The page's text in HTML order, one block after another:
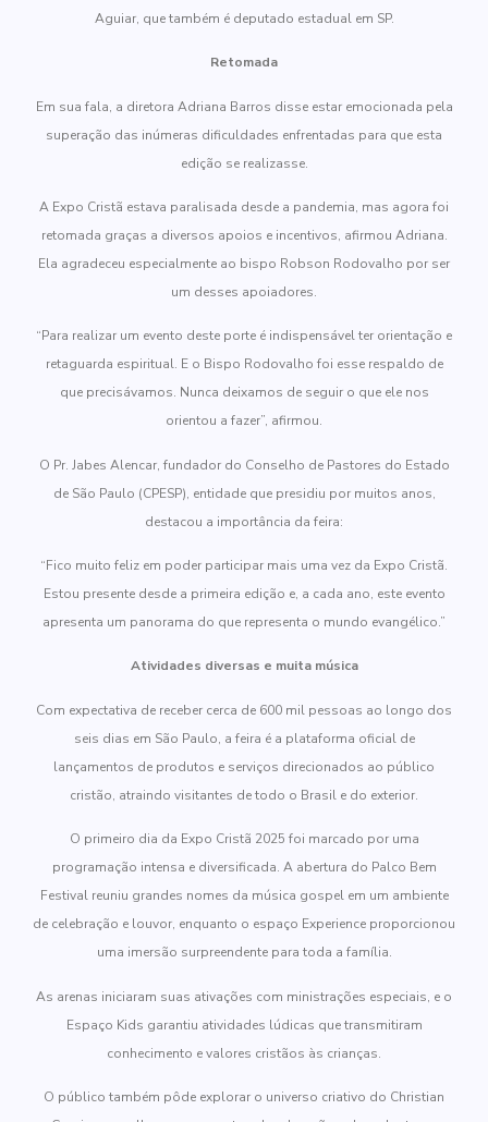
Aguiar, que também é deputado estadual em SP.
Retomada
Em sua fala, a diretora Adriana Barros disse estar emocionada pela
superação das inúmeras dificuldades enfrentadas para que esta
edição se realizasse.
A Expo Cristã estava paralisada desde a pandemia, mas agora foi
retomada graças a diversos apoios e incentivos, afirmou Adriana.
Ela agradeceu especialmente ao bispo Robson Rodovalho por ser
um desses apoiadores.
“Para realizar um evento deste porte é indispensável ter orientação e
retaguarda espiritual. E o Bispo Rodovalho foi esse respaldo de
que precisávamos. Nunca deixamos de seguir o que ele nos
orientou a fazer”, afirmou.
O Pr. Jabes Alencar, fundador do Conselho de Pastores do Estado
de São Paulo (CPESP), entidade que presidiu por muitos anos,
destacou a importância da feira:
“Fico muito feliz em poder participar mais uma vez da Expo Cristã.
Estou presente desde a primeira edição e, a cada ano, este evento
apresenta um panorama do que representa o mundo evangélico.”
Atividades diversas e muita música
Com expectativa de receber cerca de 600 mil pessoas ao longo dos
seis dias em São Paulo, a feira é a plataforma oficial de
lançamentos de produtos e serviços direcionados ao público
cristão, atraindo visitantes de todo o Brasil e do exterior.
O primeiro dia da Expo Cristã 2025 foi marcado por uma
programação intensa e diversificada. A abertura do Palco Bem
Festival reuniu grandes nomes da música gospel em um ambiente
de celebração e louvor, enquanto o espaço Experience proporcionou
uma imersão surpreendente para toda a família.
As arenas iniciaram suas ativações com ministrações especiais, e o
Espaço Kids garantiu atividades lúdicas que transmitiram
conhecimento e valores cristãos às crianças.
O público também pôde explorar o universo criativo do Christian